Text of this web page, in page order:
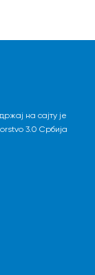
на сајту је
3.0 Србија